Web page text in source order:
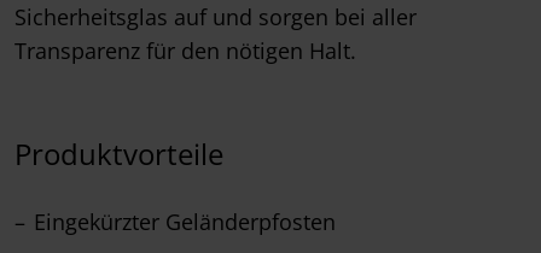
Sicherheitsglas auf und sorgen bei aller
Transparenz für den nötigen Halt.
Produktvorteile
Eingekürzter Geländerpfosten